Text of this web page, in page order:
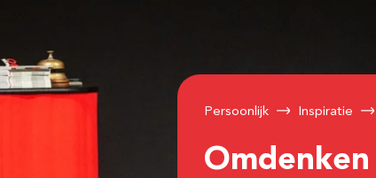
Persoonlijk Inspiratie
Omdenken